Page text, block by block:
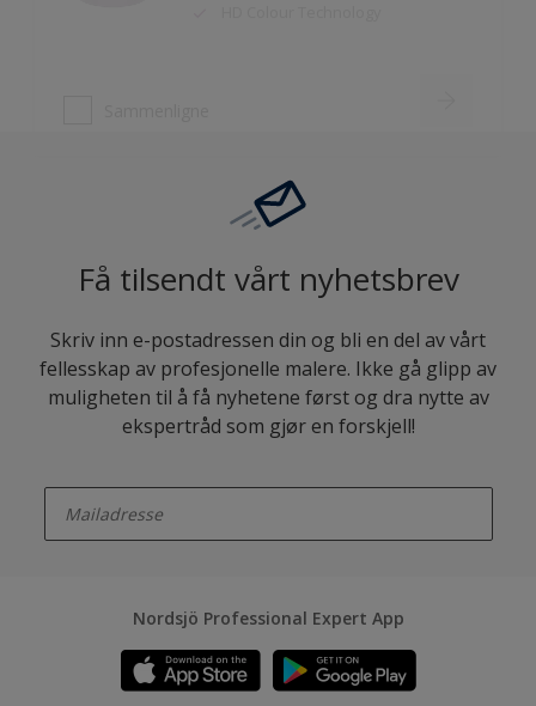
Få tilsendt vårt nyhetsbrev
Skriv inn e-postadressen din og bli en del av vårt
fellesskap av profesjonelle malere. Ikke gå glipp av
muligheten til å få nyhetene først og dra nytte av
ekspertråd som gjør en forskjell!
Nordsjö Professional Expert App